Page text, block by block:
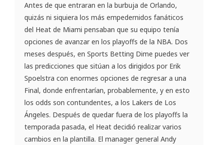
Antes de que entraran en la burbuja de Orlando,
quizás ni siquiera los más empedernidos fanáticos
del Heat de Miami pensaban que su equipo tenía
opciones de avanzar en los playoffs de la NBA. Dos
meses después, en Sports Betting Dime puedes ver
las predicciones que sitúan a los dirigidos por Erik
Spoelstra con enormes opciones de regresar a una
Final, donde enfrentarían, probablemente, y en esto
los odds son contundentes, a los Lakers de Los
Ángeles. Después de quedar fuera de los playoffs la
temporada pasada, el Heat decidió realizar varios
cambios en la plantilla. El manager general Andy